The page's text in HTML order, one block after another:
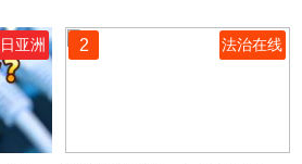
亚洲 2 法治在线